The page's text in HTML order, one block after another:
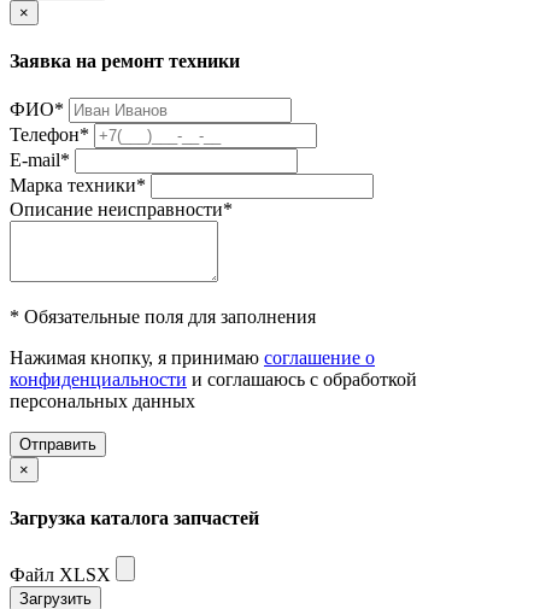
×
Заявка на ремонт техники
ФИО*
Телефон*
E-mail*
Марка техники*
Описание неисправности*
* Обязательные поля для заполнения
Нажимая кнопку, я принимаю соглашение о
конфиденциальности и соглашаюсь с обработкой
персональных данных
Отправить
×
Загрузка каталога запчастей
Файл XLSX
Загрузить